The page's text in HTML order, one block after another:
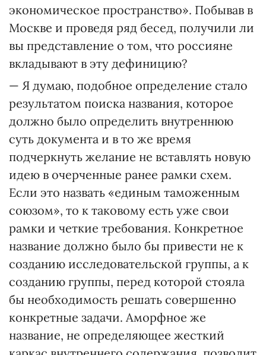
экономическое пространство». Побывав в
Москве и проведя ряд бесед, получили ли
вы представление о том, что россияне
вкладывают в эту дефиницию?
— Я думаю, подобное определение стало
результатом поиска названия, которое
должно было определить внутреннюю
суть документа и в то же время
подчеркнуть желание не вставлять новую
идею в очерченные ранее рамки схем.
Если это назвать «единым таможенным
союзом», то к таковому есть уже свои
рамки и четкие требования. Конкретное
название должно было бы привести не к
созданию исследовательской группы, а к
созданию группы, перед которой стояла
бы необходимость решать совершенно
конкретные задачи. Аморфное же
название, не определяющее жесткий